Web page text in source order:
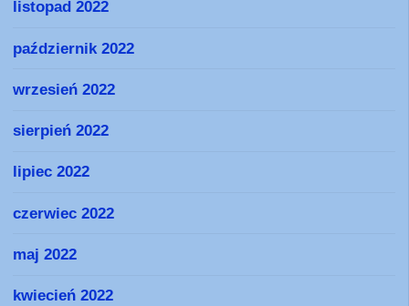
listopad 2022
październik 2022
wrzesień 2022
sierpień 2022
lipiec 2022
czerwiec 2022
maj 2022
kwiecień 2022